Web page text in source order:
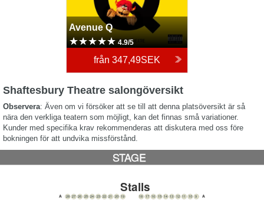
Avenue Q
4.9/5
från 347,49SEK
Shaftesbury Theatre salongöversikt
Observera: Även om vi försöker att se till att denna platsöversikt är så
nära den verkliga teatern som möjligt, kan det finnas små variationer.
Kunder med specifika krav rekommenderas att diskutera med oss före
bokningen för att undvika missförstånd.
STAGE
Stalls
9
10
11
12
13
14
15
16
17
18
19
20
21
22
23
24
25
26
27
28
A A